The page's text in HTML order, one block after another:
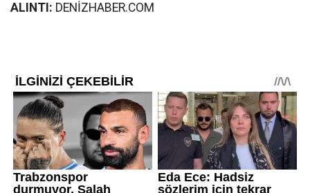
ALINTI: DENİZHABER.COM